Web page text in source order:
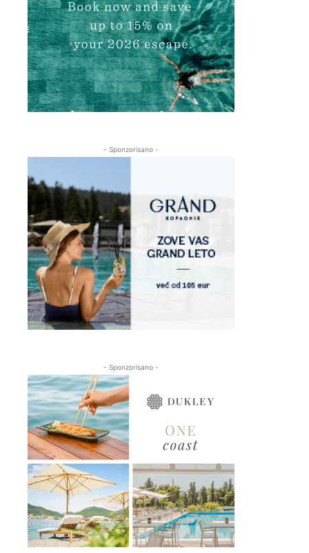
- Sponzorisano -
- Sponzorisano -